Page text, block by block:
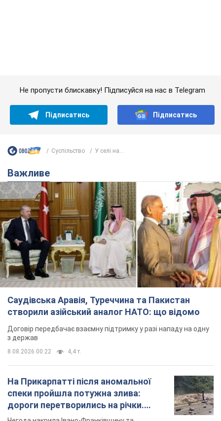
Саудівська Аравія, Туреччина та Пакистан
створили азійський аналог НАТО: що відомо
Договір передбачає взаємну підтримку у разі нападу на одну
з держав
8.08.2026 00:22 4,4 т.
На Прикарпатті після аномальної
спеки пройшла потужна злива:
дороги перетворились на річки.
Відео
курортний Буковель
спортивної гімнастики, офіційно не
допустивши до чемпіонату Європи
основних спортсменів